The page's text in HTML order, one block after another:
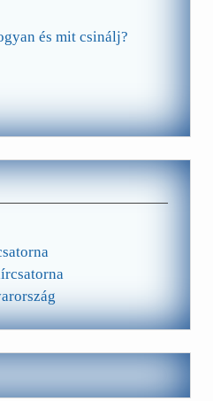
és mit csinálj?